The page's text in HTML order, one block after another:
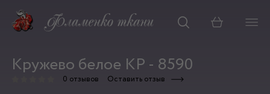
Корзина
Кружево белое КР - 8590
0 отзывов Оставить отзыв